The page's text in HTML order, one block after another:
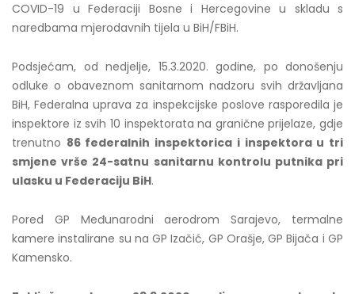
COVID-19 u Federaciji Bosne i Hercegovine u skladu s
naredbama mjerodavnih tijela u BiH/FBiH.
Podsjećam, od nedjelje, 15.3.2020. godine, po donošenju
odluke o obaveznom sanitarnom nadzoru svih državljana
BiH, Federalna uprava za inspekcijske poslove rasporedila je
inspektore iz svih 10 inspektorata na granične prijelaze, gdje
trenutno 86 federalnih inspektorica i inspektora u tri
smjene vrše 24-satnu sanitarnu kontrolu putnika pri
ulasku u Federaciju BiH.
Pored GP Međunarodni aerodrom Sarajevo, termalne
kamere instalirane su na GP Izačić, GP Orašje, GP Bijača i GP
Kamensko.